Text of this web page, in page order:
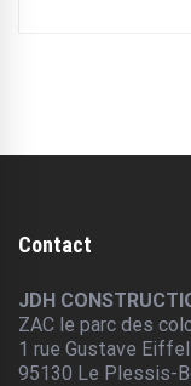
Contact
JDH
ZAC le parc des
1 rue Gustave Eiffel
95130 Le Plessis-